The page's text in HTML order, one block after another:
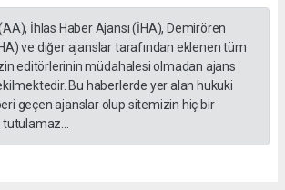
İhlas Haber Ajansı (İHA), Demirören
ve diğer ajanslar tarafından eklenen tüm
editörlerinin müdahalesi olmadan ajans
Bu haberlerde yer alan hukuki
geçen ajanslar olup sitemizin hiç bir